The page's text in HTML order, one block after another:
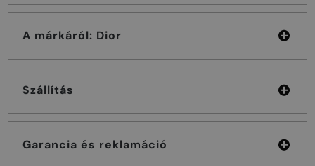
A márkáról: Dior
Szállítás
Garancia és reklamáció